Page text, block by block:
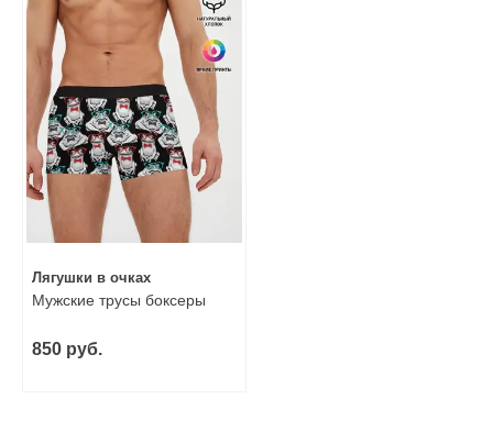
Лягушки в очках
Мужские трусы боксеры
850 руб.